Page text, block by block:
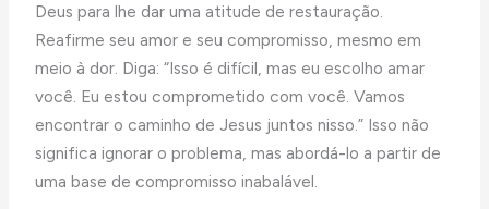
Deus para lhe dar uma atitude de restauração.
Reafirme seu amor e seu compromisso, mesmo em
meio à dor. Diga: “Isso é difícil, mas eu escolho amar
você. Eu estou comprometido com você. Vamos
encontrar o caminho de Jesus juntos nisso.” Isso não
significa ignorar o problema, mas abordá-lo a partir de
uma base de compromisso inabalável.